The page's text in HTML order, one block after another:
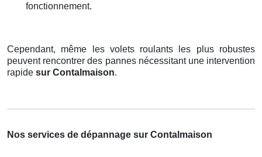
fonctionnement.
Cependant, même les volets roulants les plus robustes
peuvent rencontrer des pannes nécessitant une intervention
rapide sur Contalmaison.
Nos services de dépannage sur Contalmaison